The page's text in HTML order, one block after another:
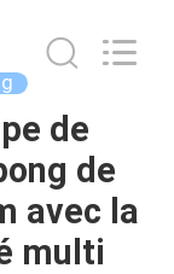
de
de
avec la
multi